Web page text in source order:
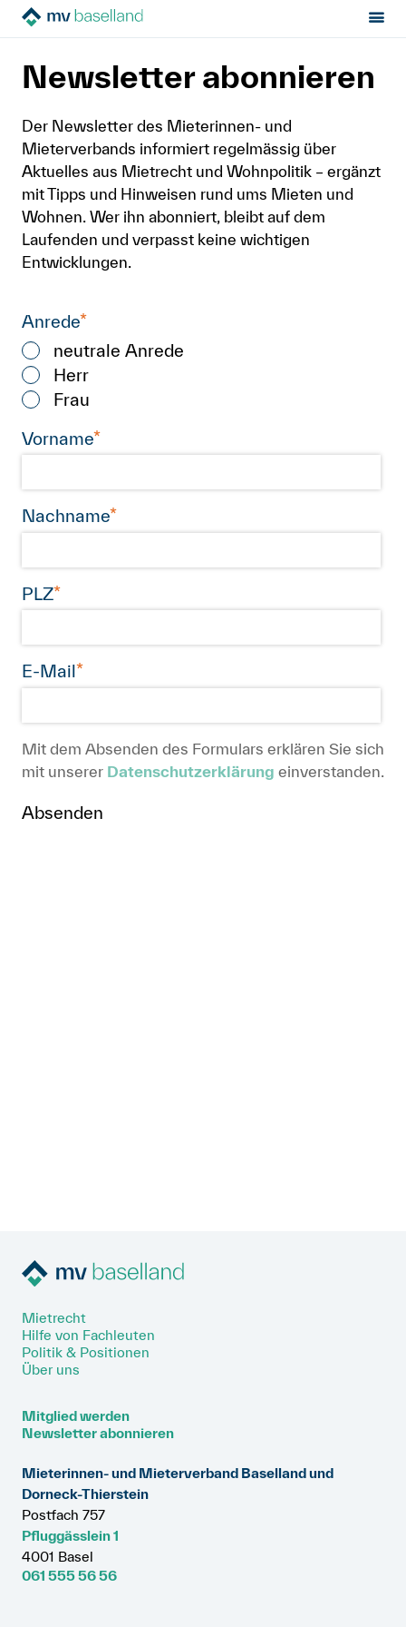
Hilfe von Fachleuten
Politik & Positionen
Über uns
Newsletter
Mitglied werden
Suche
Newsletter abonnieren
Der Newsletter des Mieterinnen- und
Mieterverbands informiert regelmässig über
Aktuelles aus Mietrecht und Wohnpolitik – ergänzt
mit Tipps und Hinweisen rund ums Mieten und
Wohnen. Wer ihn abonniert, bleibt auf dem
Laufenden und verpasst keine wichtigen
Entwicklungen.
Mietrecht
Hilfe von Fachleuten
Politik & Positionen
Über uns
Mitglied werden
Newsletter abonnieren
Mieterinnen- und Mieterverband Baselland und
Dorneck-Thierstein
Postfach 757
Pfluggässlein 1
4001 Basel
061 555 56 56